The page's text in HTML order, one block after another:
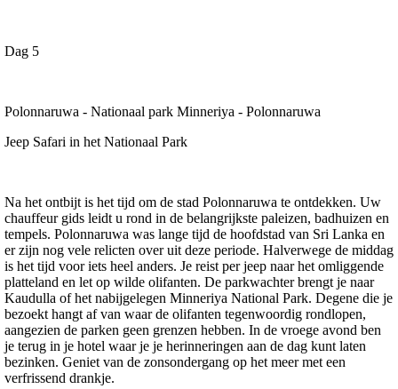
Dag 5
Polonnaruwa - Nationaal park Minneriya - Polonnaruwa
Jeep Safari in het Nationaal Park
Na het ontbijt is het tijd om de stad Polonnaruwa te ontdekken. Uw
chauffeur gids leidt u rond in de belangrijkste paleizen, badhuizen en
tempels. Polonnaruwa was lange tijd de hoofdstad van Sri Lanka en
er zijn nog vele relicten over uit deze periode. Halverwege de middag
is het tijd voor iets heel anders. Je reist per jeep naar het omliggende
platteland en let op wilde olifanten. De parkwachter brengt je naar
Kaudulla of het nabijgelegen Minneriya National Park. Degene die je
bezoekt hangt af van waar de olifanten tegenwoordig rondlopen,
aangezien de parken geen grenzen hebben. In de vroege avond ben
je terug in je hotel waar je je herinneringen aan de dag kunt laten
bezinken. Geniet van de zonsondergang op het meer met een
verfrissend drankje.